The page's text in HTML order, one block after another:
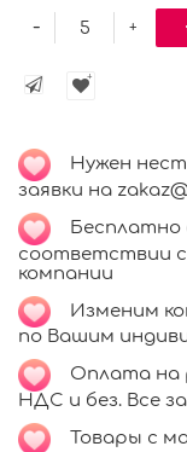
+
-
Нужен
заявки на
Бесплатно
соответствии
компании
Изменим
по Вашим
Оплата на
НДС и без. Все
Товары с